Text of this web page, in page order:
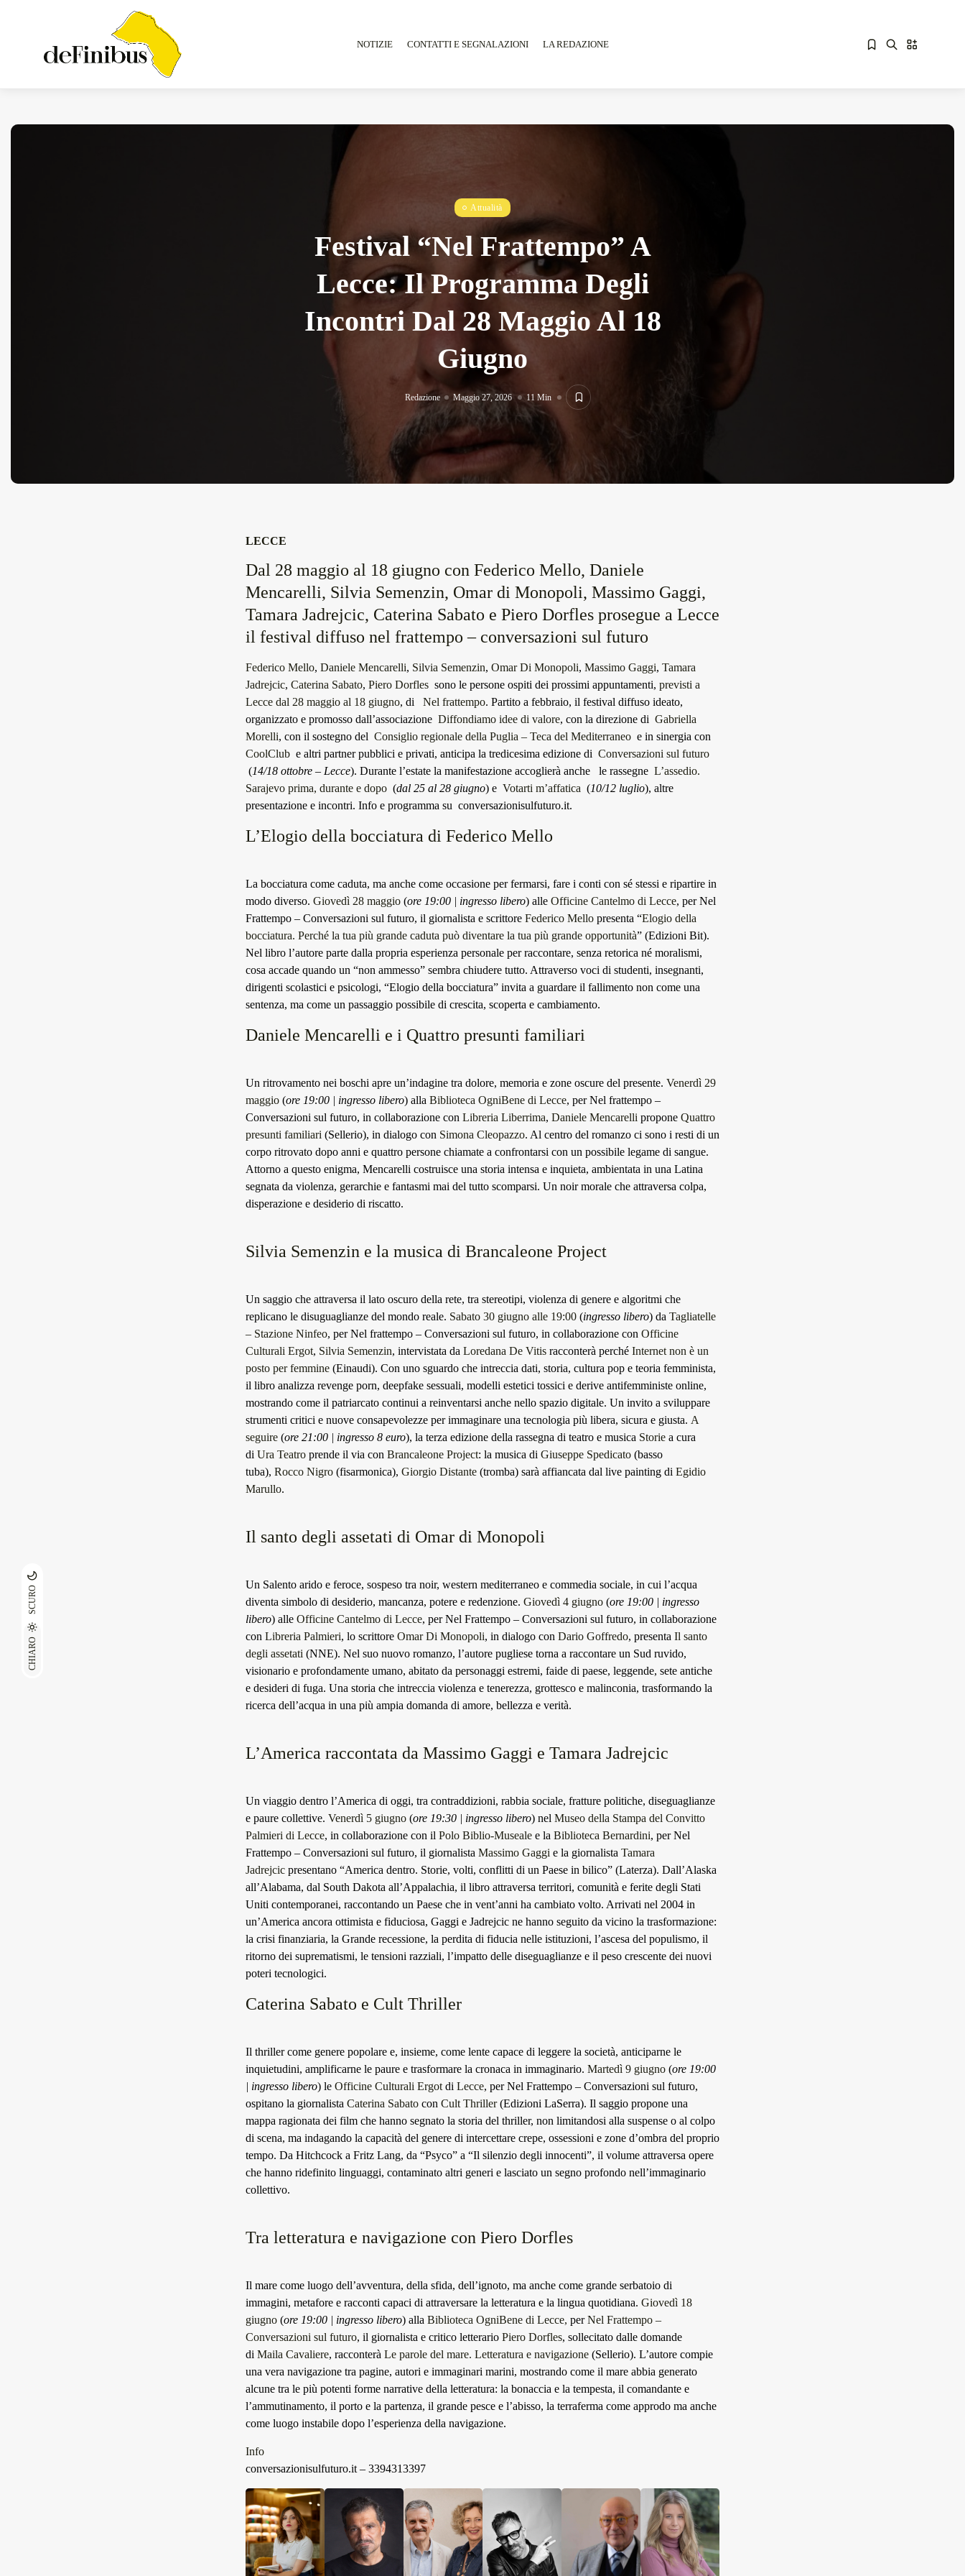
CHIARO
SCURO
NOTIZIE CONTATTI E SEGNALAZIONI LA REDAZIONE
Attualità
Festival “Nel Frattempo” A
Lecce: Il Programma Degli
Incontri Dal 28 Maggio Al 18
Giugno
Redazione Maggio 27, 2026 11 Min
LECCE
Dal 28 maggio al 18 giugno con Federico Mello, Daniele
Mencarelli, Silvia Semenzin, Omar di Monopoli, Massimo Gaggi,
Tamara Jadrejcic, Caterina Sabato e Piero Dorfles prosegue a Lecce
il festival diffuso nel frattempo – conversazioni sul futuro
Federico Mello, Daniele Mencarelli, Silvia Semenzin, Omar Di Monopoli, Massimo Gaggi, Tamara
Jadrejcic, Caterina Sabato, Piero Dorfles sono le persone ospiti dei prossimi appuntamenti, previsti a
Lecce dal 28 maggio al 18 giugno, di Nel frattempo. Partito a febbraio, il festival diffuso ideato,
organizzato e promosso dall’associazione Diffondiamo idee di valore, con la direzione di Gabriella
Morelli, con il sostegno del Consiglio regionale della Puglia – Teca del Mediterraneo e in sinergia con
CoolClub e altri partner pubblici e privati, anticipa la tredicesima edizione di Conversazioni sul futuro
(14/18 ottobre – Lecce). Durante l’estate la manifestazione accoglierà anche le rassegne L’assedio.
Sarajevo prima, durante e dopo (dal 25 al 28 giugno) e Votarti m’affatica (10/12 luglio), altre
presentazione e incontri. Info e programma su conversazionisulfuturo.it.
L’Elogio della bocciatura di Federico Mello
La bocciatura come caduta, ma anche come occasione per fermarsi, fare i conti con sé stessi e ripartire in
modo diverso. Giovedì 28 maggio (ore 19:00 | ingresso libero) alle Officine Cantelmo di Lecce, per Nel
Frattempo – Conversazioni sul futuro, il giornalista e scrittore Federico Mello presenta “Elogio della
bocciatura. Perché la tua più grande caduta può diventare la tua più grande opportunità” (Edizioni Bit).
Nel libro l’autore parte dalla propria esperienza personale per raccontare, senza retorica né moralismi,
cosa accade quando un “non ammesso” sembra chiudere tutto. Attraverso voci di studenti, insegnanti,
dirigenti scolastici e psicologi, “Elogio della bocciatura” invita a guardare il fallimento non come una
sentenza, ma come un passaggio possibile di crescita, scoperta e cambiamento.
Daniele Mencarelli e i Quattro presunti familiari
Un ritrovamento nei boschi apre un’indagine tra dolore, memoria e zone oscure del presente. Venerdì 29
maggio (ore 19:00 | ingresso libero) alla Biblioteca OgniBene di Lecce, per Nel frattempo –
Conversazioni sul futuro, in collaborazione con Libreria Liberrima, Daniele Mencarelli propone Quattro
presunti familiari (Sellerio), in dialogo con Simona Cleopazzo. Al centro del romanzo ci sono i resti di un
corpo ritrovato dopo anni e quattro persone chiamate a confrontarsi con un possibile legame di sangue.
Attorno a questo enigma, Mencarelli costruisce una storia intensa e inquieta, ambientata in una Latina
segnata da violenza, gerarchie e fantasmi mai del tutto scomparsi. Un noir morale che attraversa colpa,
disperazione e desiderio di riscatto.
Silvia Semenzin e la musica di Brancaleone Project
Un saggio che attraversa il lato oscuro della rete, tra stereotipi, violenza di genere e algoritmi che
replicano le disuguaglianze del mondo reale. Sabato 30 giugno alle 19:00 (ingresso libero) da Tagliatelle
– Stazione Ninfeo, per Nel frattempo – Conversazioni sul futuro, in collaborazione con Officine
Culturali Ergot, Silvia Semenzin, intervistata da Loredana De Vitis racconterà perché Internet non è un
posto per femmine (Einaudi). Con uno sguardo che intreccia dati, storia, cultura pop e teoria femminista,
il libro analizza revenge porn, deepfake sessuali, modelli estetici tossici e derive antifemministe online,
mostrando come il patriarcato continui a reinventarsi anche nello spazio digitale. Un invito a sviluppare
strumenti critici e nuove consapevolezze per immaginare una tecnologia più libera, sicura e giusta. A
seguire (ore 21:00 | ingresso 8 euro), la terza edizione della rassegna di teatro e musica Storie a cura
di Ura Teatro prende il via con Brancaleone Project: la musica di Giuseppe Spedicato (basso
tuba), Rocco Nigro (fisarmonica), Giorgio Distante (tromba) sarà affiancata dal live painting di Egidio
Marullo.
Il santo degli assetati di Omar di Monopoli
Un Salento arido e feroce, sospeso tra noir, western mediterraneo e commedia sociale, in cui l’acqua
diventa simbolo di desiderio, mancanza, potere e redenzione. Giovedì 4 giugno (ore 19:00 | ingresso
libero) alle Officine Cantelmo di Lecce, per Nel Frattempo – Conversazioni sul futuro, in collaborazione
con Libreria Palmieri, lo scrittore Omar Di Monopoli, in dialogo con Dario Goffredo, presenta Il santo
degli assetati (NNE). Nel suo nuovo romanzo, l’autore pugliese torna a raccontare un Sud ruvido,
visionario e profondamente umano, abitato da personaggi estremi, faide di paese, leggende, sete antiche
e desideri di fuga. Una storia che intreccia violenza e tenerezza, grottesco e malinconia, trasformando la
ricerca dell’acqua in una più ampia domanda di amore, bellezza e verità.
L’America raccontata da Massimo Gaggi e Tamara Jadrejcic
Un viaggio dentro l’America di oggi, tra contraddizioni, rabbia sociale, fratture politiche, diseguaglianze
e paure collettive. Venerdì 5 giugno (ore 19:30 | ingresso libero) nel Museo della Stampa del Convitto
Palmieri di Lecce, in collaborazione con il Polo Biblio-Museale e la Biblioteca Bernardini, per Nel
Frattempo – Conversazioni sul futuro, il giornalista Massimo Gaggi e la giornalista Tamara
Jadrejcic presentano “America dentro. Storie, volti, conflitti di un Paese in bilico” (Laterza). Dall’Alaska
all’Alabama, dal South Dakota all’Appalachia, il libro attraversa territori, comunità e ferite degli Stati
Uniti contemporanei, raccontando un Paese che in vent’anni ha cambiato volto. Arrivati nel 2004 in
un’America ancora ottimista e fiduciosa, Gaggi e Jadrejcic ne hanno seguito da vicino la trasformazione:
la crisi finanziaria, la Grande recessione, la perdita di fiducia nelle istituzioni, l’ascesa del populismo, il
ritorno dei suprematismi, le tensioni razziali, l’impatto delle diseguaglianze e il peso crescente dei nuovi
poteri tecnologici.
Caterina Sabato e Cult Thriller
Il thriller come genere popolare e, insieme, come lente capace di leggere la società, anticiparne le
inquietudini, amplificarne le paure e trasformare la cronaca in immaginario. Martedì 9 giugno (ore 19:00
| ingresso libero) le Officine Culturali Ergot di Lecce, per Nel Frattempo – Conversazioni sul futuro,
ospitano la giornalista Caterina Sabato con Cult Thriller(Edizioni LaSerra). Il saggio propone una
mappa ragionata dei film che hanno segnato la storia del thriller, non limitandosi alla suspense o al colpo
di scena, ma indagando la capacità del genere di intercettare crepe, ossessioni e zone d’ombra del proprio
tempo. Da Hitchcock a Fritz Lang, da “Psyco” a “Il silenzio degli innocenti”, il volume attraversa opere
che hanno ridefinito linguaggi, contaminato altri generi e lasciato un segno profondo nell’immaginario
collettivo.
Tra letteratura e navigazione con Piero Dorfles
Il mare come luogo dell’avventura, della sfida, dell’ignoto, ma anche come grande serbatoio di
immagini, metafore e racconti capaci di attraversare la letteratura e la lingua quotidiana. Giovedì 18
giugno (ore 19:00 | ingresso libero) alla Biblioteca OgniBene di Lecce, perNel Frattempo –
Conversazioni sul futuro, il giornalista e critico letterario Piero Dorfles, sollecitato dalle domande
di Maila Cavaliere, racconterà Le parole del mare. Letteratura e navigazione (Sellerio). L’autore compie
una vera navigazione tra pagine, autori e immaginari marini, mostrando come il mare abbia generato
alcune tra le più potenti forme narrative della letteratura: la bonaccia e la tempesta, il comandante e
l’ammutinamento, il porto e la partenza, il grande pesce e l’abisso, la terraferma come approdo ma anche
come luogo instabile dopo l’esperienza della navigazione.
Info
conversazionisulfuturo.it – 3394313397